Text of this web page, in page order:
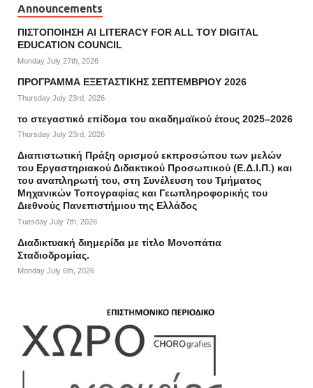
Announcements
ΠΙΣΤΟΠΟΙΗΣΗ AI LITERACY FOR ALL ΤΟΥ DIGITAL
EDUCATION COUNCIL
Monday July 27th, 2026
ΠΡΟΓΡΑΜΜΑ ΕΞΕΤΑΣΤΙΚΗΣ ΣΕΠΤΕΜΒΡΙΟΥ 2026
Thursday July 23rd, 2026
το στεγαστικό επίδομα του ακαδημαϊκού έτους 2025–2026
Thursday July 23rd, 2026
Διαπιστωτική Πράξη ορισμού εκπροσώπου των μελών
του Εργαστηριακού Διδακτικού Προσωπικού (Ε.Δ.Ι.Π.) και
του αναπληρωτή του, στη Συνέλευση του Τμήματος
Μηχανικών Τοπογραφίας και Γεωπληροφορικής του
Διεθνούς Πανεπιστήμιου της Ελλάδος
Tuesday July 7th, 2026
Διαδικτυακή διημερίδα με τίτλο Μονοπάτια
Σταδιοδρομίας.
Monday July 6th, 2026